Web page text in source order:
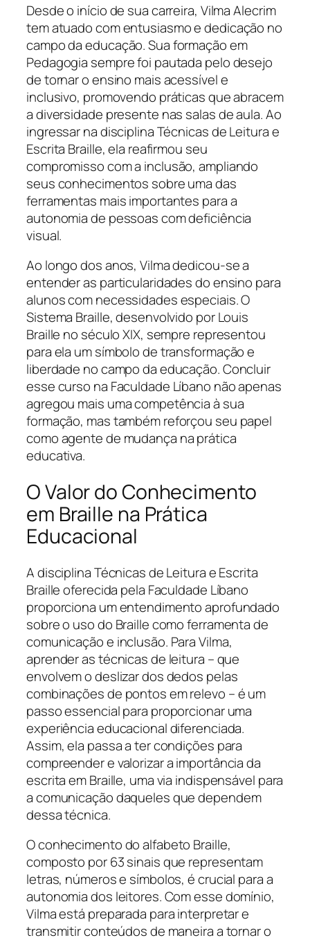
Desde o início de sua carreira, Vilma Alecrim
tem atuado com entusiasmo e dedicação no
campo da educação. Sua formação em
Pedagogia sempre foi pautada pelo desejo
de tornar o ensino mais acessível e
inclusivo, promovendo práticas que abracem
a diversidade presente nas salas de aula. Ao
ingressar na disciplina Técnicas de Leitura e
Escrita Braille, ela reafirmou seu
compromisso com a inclusão, ampliando
seus conhecimentos sobre uma das
ferramentas mais importantes para a
autonomia de pessoas com deficiência
visual.
Ao longo dos anos, Vilma dedicou-se a
entender as particularidades do ensino para
alunos com necessidades especiais. O
Sistema Braille, desenvolvido por Louis
Braille no século XIX, sempre representou
para ela um símbolo de transformação e
liberdade no campo da educação. Concluir
esse curso na Faculdade Líbano não apenas
agregou mais uma competência à sua
formação, mas também reforçou seu papel
como agente de mudança na prática
educativa.
O Valor do Conhecimento
em Braille na Prática
Educacional
A disciplina Técnicas de Leitura e Escrita
Braille oferecida pela Faculdade Líbano
proporciona um entendimento aprofundado
sobre o uso do Braille como ferramenta de
comunicação e inclusão. Para Vilma,
aprender as técnicas de leitura – que
envolvem o deslizar dos dedos pelas
combinações de pontos em relevo – é um
passo essencial para proporcionar uma
experiência educacional diferenciada.
Assim, ela passa a ter condições para
compreender e valorizar a importância da
escrita em Braille, uma via indispensável para
a comunicação daqueles que dependem
dessa técnica.
O conhecimento do alfabeto Braille,
composto por 63 sinais que representam
letras, números e símbolos, é crucial para a
autonomia dos leitores. Com esse domínio,
Vilma está preparada para interpretar e
transmitir conteúdos de maneira a tornar o